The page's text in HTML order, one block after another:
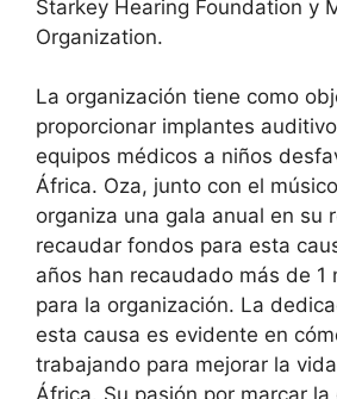
Starkey Hearing Foundation y
Organization.
La organización tiene como
proporcionar implantes
equipos médicos a niños
África. Oza, junto con el
organiza una gala anual en su
recaudar fondos para esta
años han recaudado más de 1
para la organización. La
esta causa es evidente en
trabajando para mejorar la